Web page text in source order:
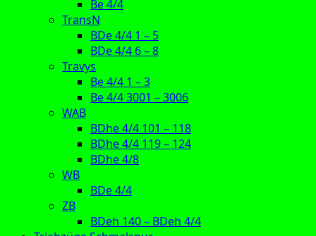
Be 4/4
TransN
BDe 4/4 1 – 5
BDe 4/4 6 – 8
Travys
Be 4/4 1 – 3
Be 4/4 3001 – 3006
WAB
BDhe 4/4 101 – 118
BDhe 4/4 119 – 124
BDhe 4/8
WB
BDe 4/4
ZB
BDeh 140 – BDeh 4/4